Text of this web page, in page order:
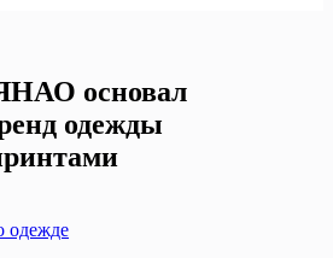
основал
одежды
одежде